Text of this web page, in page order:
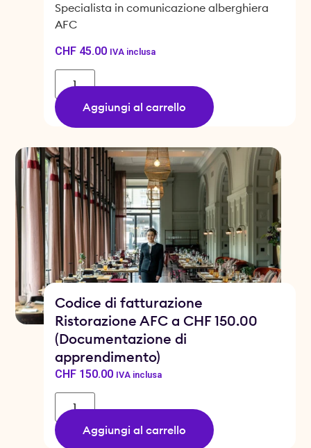
Specialista in comunicazione alberghiera
AFC
CHF45.00 IVA inclusa
Aggiungi al carrello
Codice di fatturazione
Ristorazione AFC a CHF 150.00
(Documentazione di
apprendimento)
CHF150.00 IVA inclusa
Aggiungi al carrello